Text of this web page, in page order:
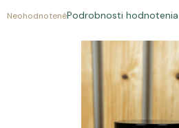
Priemerné
NeohodnotenéPodrobnosti hodnotenia